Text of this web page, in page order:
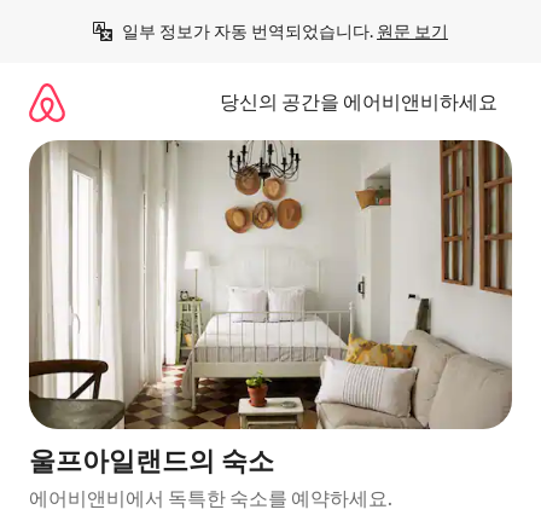
일부 정보가 자동 번역되었습니다. 원문 보기
당신의 공간을 에어비앤비하세요
울프아일랜드의 숙소
에어비앤비에서 독특한 숙소를 예약하세요.